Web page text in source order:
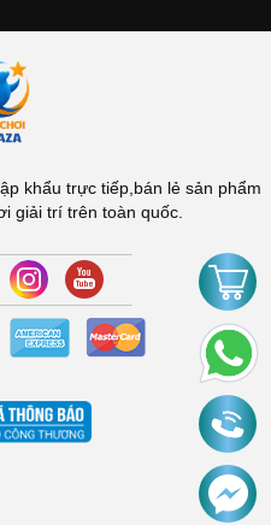
khẩu trực tiếp,bán lẻ sản phẩm
giải trí trên toàn quốc.